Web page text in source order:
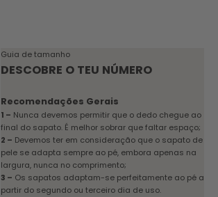
Guia de tamanho
DESCOBRE O TEU NÚMERO
Recomendações Gerais
1 – Nunca devemos permitir que o dedo chegue ao
final do sapato. É melhor sobrar que faltar espaço;
2 – Devemos ter em consideração que o sapato de
pele se adapta sempre ao pé, embora apenas na
largura, nunca no comprimento;
3 – Os sapatos adaptam-se perfeitamente ao pé a
partir do segundo ou terceiro dia de uso.